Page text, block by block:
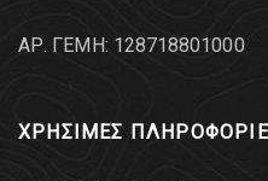
AΡ. ΓΕΜΗ: 128718801000
ΧΡΗΣΙΜΕΣ